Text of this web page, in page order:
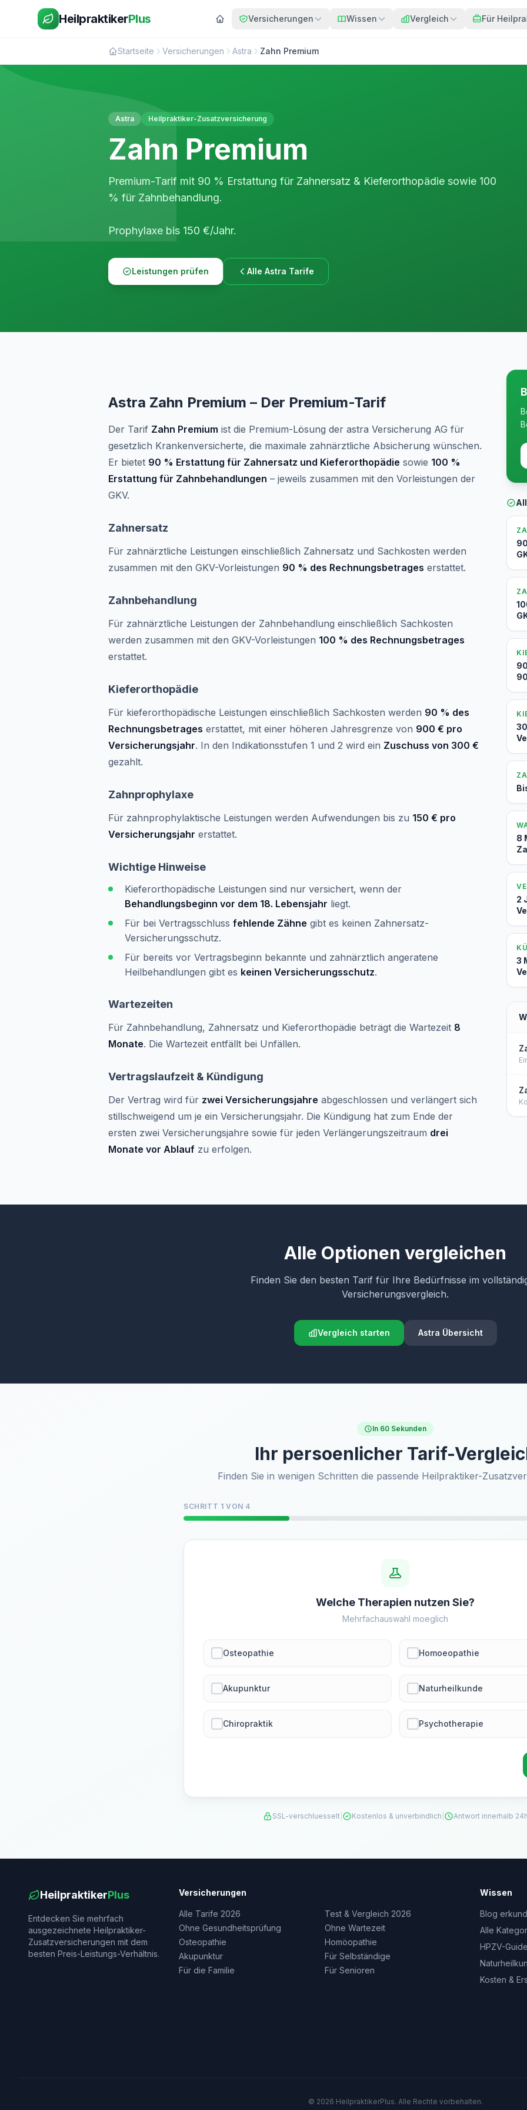
HeilpraktikerPlus Versicherungen Wissen Vergleich Für
Startseite Versicherungen Astra Zahn Premium
Astra Heilpraktiker-Zusatzversicherung
Zahn Premium
Premium-Tarif mit 90 % Erstattung für Zahnersatz & Kieferorthopädie sowie 100
% für Zahnbehandlung.
Prophylaxe bis 150 €/Jahr.
Leistungen prüfen Alle Astra Tarife
Astra Zahn Premium – Der Premium-Tarif
Der Tarif Zahn Premium ist die Premium-Lösung der astra Versicherung AG für
gesetzlich Krankenversicherte, die maximale zahnärztliche Absicherung wünschen.
Er bietet 90 % Erstattung für Zahnersatz und Kieferorthopädie sowie 100 %
Erstattung für Zahnbehandlungen – jeweils zusammen mit den Vorleistungen der
GKV.
Zahnersatz
Für zahnärztliche Leistungen einschließlich Zahnersatz und Sachkosten werden
zusammen mit den GKV-Vorleistungen 90 % des Rechnungsbetrages erstattet.
Zahnbehandlung
Für zahnärztliche Leistungen der Zahnbehandlung einschließlich Sachkosten
werden zusammen mit den GKV-Vorleistungen 100 % des Rechnungsbetrages
erstattet.
Kieferorthopädie
Für kieferorthopädische Leistungen einschließlich Sachkosten werden 90 % des
Rechnungsbetrages erstattet, mit einer höheren Jahresgrenze von 900 € pro
Versicherungsjahr. In den Indikationsstufen 1 und 2 wird ein Zuschuss von 300 €
gezahlt.
Zahnprophylaxe
Für zahnprophylaktische Leistungen werden Aufwendungen bis zu 150 € pro
Versicherungsjahr erstattet.
Wichtige Hinweise
Kieferorthopädische Leistungen sind nur versichert, wenn der
Behandlungsbeginn vor dem 18. Lebensjahr liegt.
Für bei Vertragsschluss fehlende Zähne gibt es keinen Zahnersatz-
Versicherungsschutz.
Für bereits vor Vertragsbeginn bekannte und zahnärztlich angeratene
Heilbehandlungen gibt es keinen Versicherungsschutz.
Wartezeiten
Für Zahnbehandlung, Zahnersatz und Kieferorthopädie beträgt die Wartezeit 8
Monate. Die Wartezeit entfällt bei Unfällen.
Vertragslaufzeit & Kündigung
Der Vertrag wird für zwei Versicherungsjahre abgeschlossen und verlängert sich
stillschweigend um je ein Versicherungsjahr. Die Kündigung hat zum Ende der
ersten zwei Versicherungsjahre sowie für jeden Verlängerungszeitraum drei
Monate vor Ablauf zu erfolgen.
8
2
3
Alle Optionen vergleichen
Finden Sie den besten Tarif für Ihre Bedürfnisse im
Versicherungsvergleich.
Vergleich starten Astra Übersicht
In 60 Sekunden
Ihr persoenlicher Tarif-
Finden Sie in wenigen Schritten die passende Heilpraktiker-
SCHRITT 1 VON 4
Welche Therapien nutzen Sie?
Mehrfachauswahl moeglich
Osteopathie Homoeopathie
Akupunktur Naturheilkunde
Chiropraktik Psychotherapie
SSL-verschluesselt| Kostenlos & unverbindlich Antwort innerhalb 24h
HeilpraktikerPlus
Entdecken Sie mehrfach
ausgezeichnete Heilpraktiker-
Zusatzversicherungen mit dem
besten Preis-Leistungs-Verhältnis.
Versicherungen
Alle Tarife 2026
Test & Vergleich 2026
Ohne Gesundheitsprüfung
Ohne Wartezeit
Osteopathie
Homöopathie
Akupunktur
Für Selbständige
Für die Familie
Für Senioren
Wissen
Blog
Alle
HPZV-Guide
Kosten &
© 2026 HeilpraktikerPlus. Alle Rechte vorbehalten.